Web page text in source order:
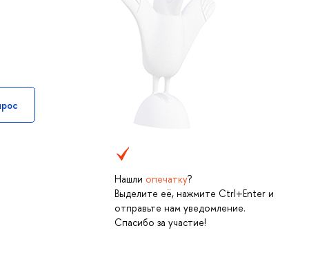
Нашли опечатку?
Выделите её, нажмите Ctrl+Enter и
отправьте нам уведомление.
Спасибо за участие!